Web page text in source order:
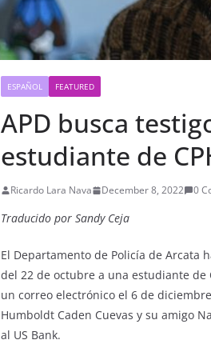
ESPAÑOL FEATURED
APD busca
estudiante de
Ricardo Lara Nava December 8, 2022 0
Traducido por Sandy Ceja
El Departamento de Policía de Arcata
del 22 de octubre a una estudiante
un correo electrónico el 6 de
Humboldt Caden Cuevas y su amigo
al US Bank.